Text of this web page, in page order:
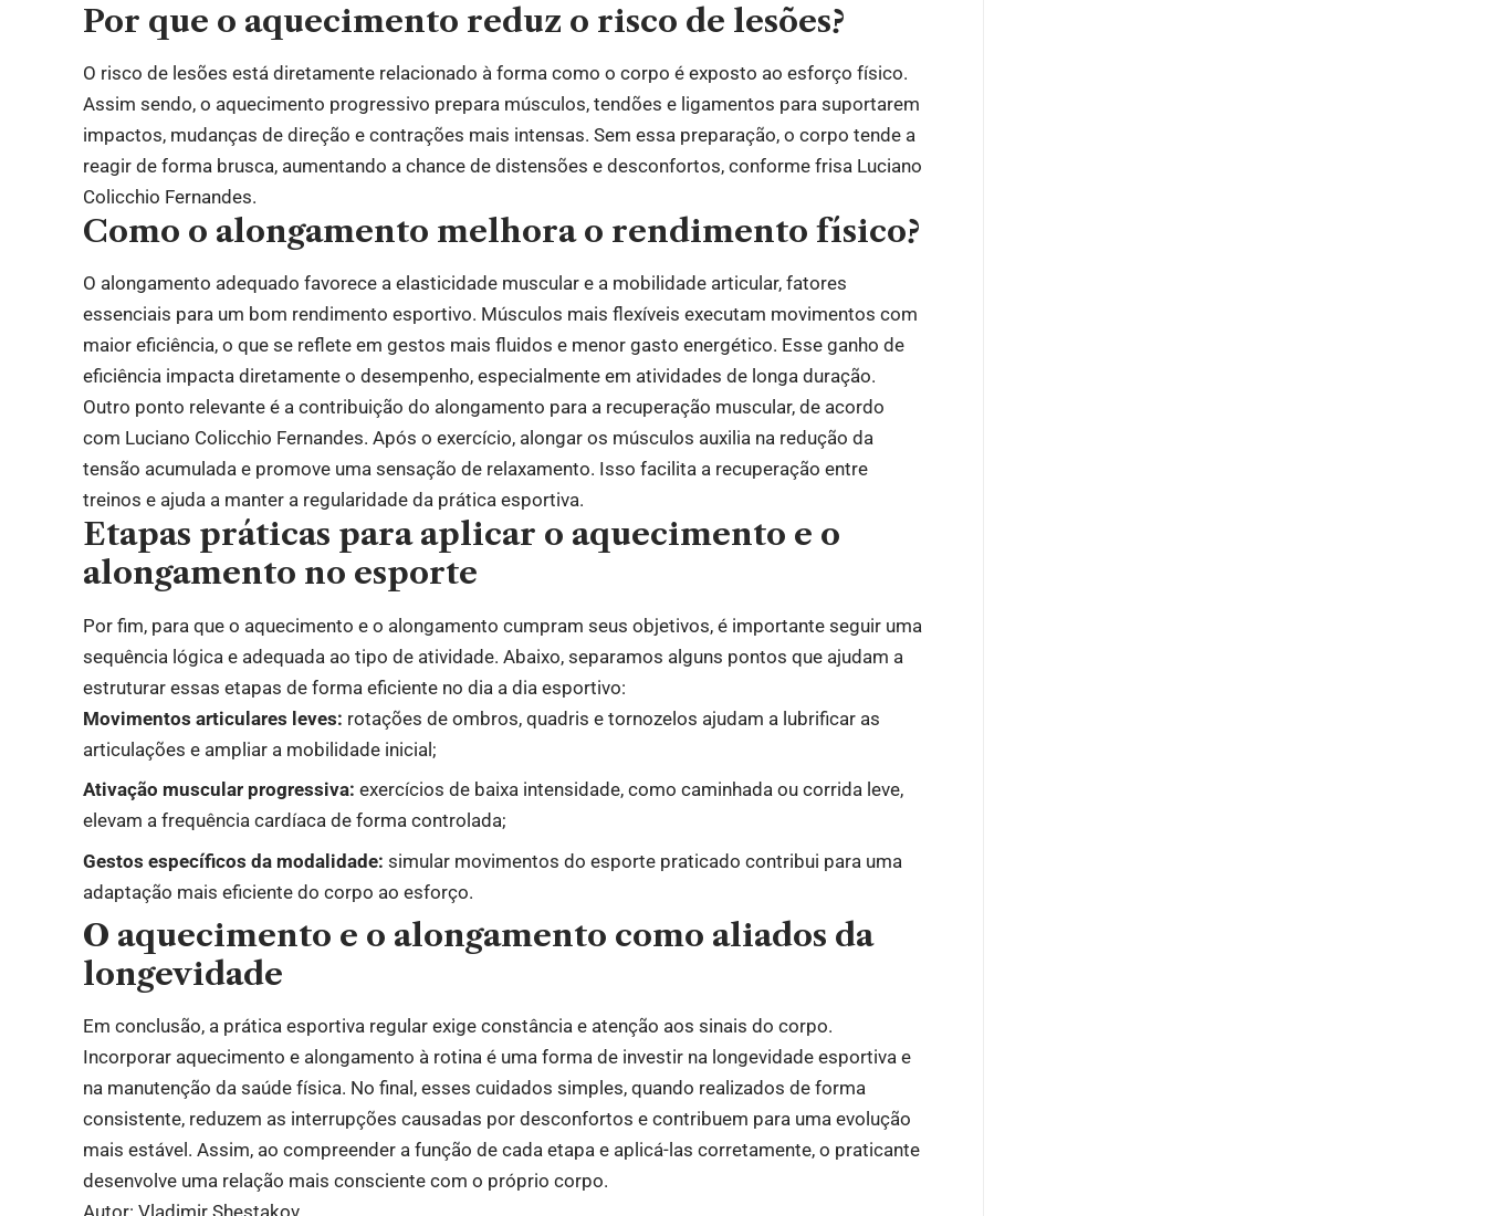
Por que o aquecimento reduz o risco de lesões?
O risco de lesões está diretamente relacionado à forma como o corpo é exposto ao esforço físico.
Assim sendo, o aquecimento progressivo prepara músculos, tendões e ligamentos para suportarem
impactos, mudanças de direção e contrações mais intensas. Sem essa preparação, o corpo tende a
reagir de forma brusca, aumentando a chance de distensões e desconfortos, conforme frisa Luciano
Colicchio Fernandes.
Como o alongamento melhora o rendimento físico?
O alongamento adequado favorece a elasticidade muscular e a mobilidade articular, fatores
essenciais para um bom rendimento esportivo. Músculos mais flexíveis executam movimentos com
maior eficiência, o que se reflete em gestos mais fluidos e menor gasto energético. Esse ganho de
eficiência impacta diretamente o desempenho, especialmente em atividades de longa duração.
Outro ponto relevante é a contribuição do alongamento para a recuperação muscular, de acordo
com Luciano Colicchio Fernandes. Após o exercício, alongar os músculos auxilia na redução da
tensão acumulada e promove uma sensação de relaxamento. Isso facilita a recuperação entre
treinos e ajuda a manter a regularidade da prática esportiva.
Etapas práticas para aplicar o aquecimento e o
alongamento no esporte
Por fim, para que o aquecimento e o alongamento cumpram seus objetivos, é importante seguir uma
sequência lógica e adequada ao tipo de atividade. Abaixo, separamos alguns pontos que ajudam a
estruturar essas etapas de forma eficiente no dia a dia esportivo:
Movimentos articulares leves: rotações de ombros, quadris e tornozelos ajudam a lubrificar as
articulações e ampliar a mobilidade inicial;
Ativação muscular progressiva: exercícios de baixa intensidade, como caminhada ou corrida leve,
elevam a frequência cardíaca de forma controlada;
Gestos específicos da modalidade: simular movimentos do esporte praticado contribui para uma
adaptação mais eficiente do corpo ao esforço.
O aquecimento e o alongamento como aliados da
longevidade
Em conclusão, a prática esportiva regular exige constância e atenção aos sinais do corpo.
Incorporar aquecimento e alongamento à rotina é uma forma de investir na longevidade esportiva e
na manutenção da saúde física. No final, esses cuidados simples, quando realizados de forma
consistente, reduzem as interrupções causadas por desconfortos e contribuem para uma evolução
mais estável. Assim, ao compreender a função de cada etapa e aplicá-las corretamente, o praticante
desenvolve uma relação mais consciente com o próprio corpo.